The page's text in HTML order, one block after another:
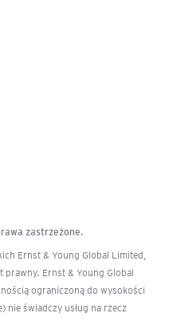
zastrzeżone.
Ernst & Young Global Limited,
Ernst & Young Global
ograniczoną do wysokości
nie świadczy usług na rzecz